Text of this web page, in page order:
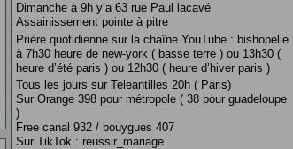
Dimanche à 9h y’a 63 rue Paul lacavé
Assainissement pointe à pitre
Prière quotidienne sur la chaîne YouTube : bishopelie
à 7h30 heure de new-york ( basse terre ) ou 13h30 (
heure d’été paris ) ou 12h30 ( heure d’hiver paris )
Tous les jours sur Teleantilles 20h ( Paris)
Sur Orange 398 pour métropole ( 38 pour guadeloupe
)
Free canal 932 / bouygues 407
Sur TikTok : reussir_mariage